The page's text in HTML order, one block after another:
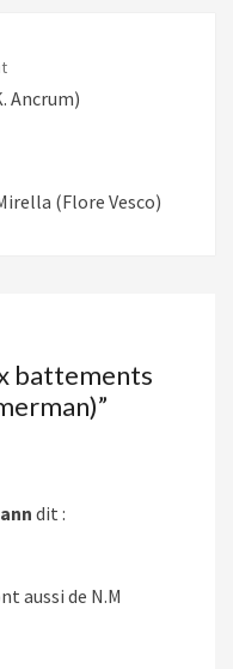
Ancrum)
(Flore Vesco)
battements
”
dit :
aussi de N.M